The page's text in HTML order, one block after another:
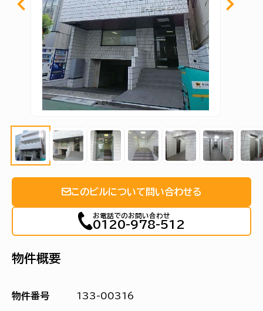
このビルについて問い合わせる
お電話でのお問い合わせ
0120-978-512
物件概要
物件番号 133-00316